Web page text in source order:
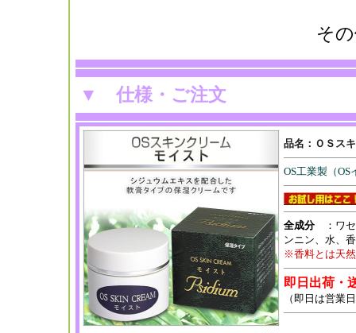
そ
▼ 仕様・ご注文
品名： ＯＳス
OS工業製（
全成分：ワセ
ンニン、水、
※香料とは天
即日出荷・
（即日は営業